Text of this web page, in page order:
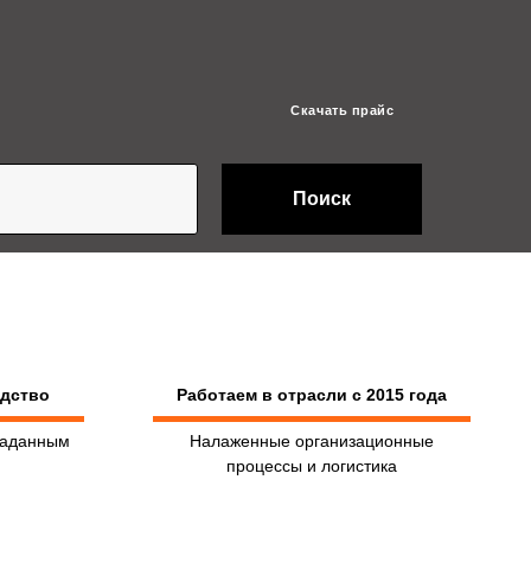
Поиск
Налаженные организационные
процессы и логистика
Работаем в отрасли с 2015 года